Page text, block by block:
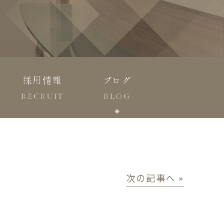
採用情報
RECRUIT
ブログ
BLOG
次の記事へ »